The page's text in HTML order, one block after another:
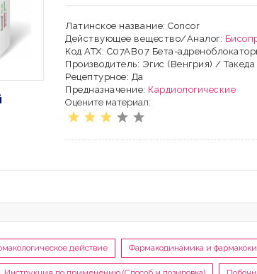
Латинское название: Concor
Действующее вещество/Аналог:
Код АТХ: C07AB07 Бета-
Производитель: Эгис (Венгрия) / Такеда
Рецептурное: Да
Предназначение: Кардиологические
Оцените материал:
действие Фармакодинамика и